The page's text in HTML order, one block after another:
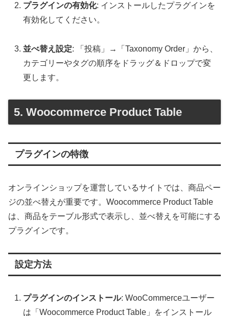
プラグインの有効化: インストールしたプラグインを
有効化してください。
並べ替え設定: 「投稿」→「Taxonomy Order」から、
カテゴリーやタグの順序をドラッグ＆ドロップで変
更します。
5. Woocommerce Product Table
プラグインの特徴
オンラインショップを運営しているサイトでは、商品ペー
ジの並べ替えが重要です。Woocommerce Product Table
は、商品をテーブル形式で表示し、並べ替えを可能にする
プラグインです。
設定方法
プラグインのインストール: WooCommerceユーザー
は「Woocommerce Product Table」をインストール